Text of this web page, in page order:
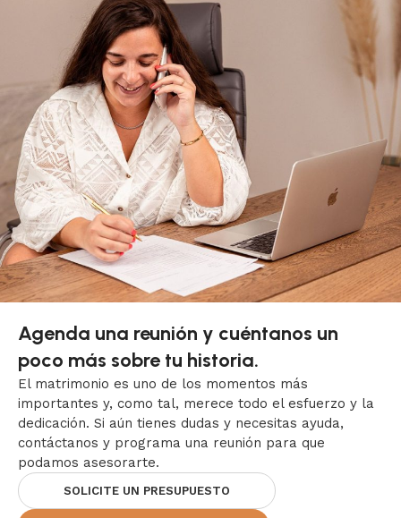
Agenda una reunión y cuéntanos un
poco más sobre tu historia.
El matrimonio es uno de los momentos más
importantes y, como tal, merece todo el esfuerzo y la
dedicación. Si aún tienes dudas y necesitas ayuda,
contáctanos y programa una reunión para que
podamos asesorarte.
SOLICITE UN PRESUPUESTO